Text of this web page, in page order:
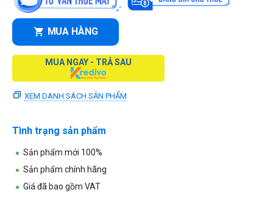
MUA HÀNG
MUA NGAY - TRẢ SAU
XEM DANH SÁCH SẢN PHẨM
Tình trạng sản phẩm
Sản phẩm mới 100%
Sản phẩm chính hãng
Giá đã bao gồm VAT